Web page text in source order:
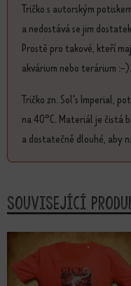
Tričko s autorským
a nedostává se jim
Prostě pro takové, kteří
akvárium nebo terárium :-).
Tričko zn. Sol's Imperial,
na 40°C. Materiál je čistá
a dostatečně dlouhé, aby
Související
Tento produkt má více